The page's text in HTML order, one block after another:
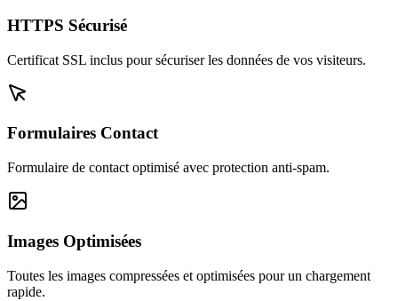
HTTPS Sécurisé
Certificat SSL inclus pour sécuriser les données de vos visiteurs.
Formulaires Contact
Formulaire de contact optimisé avec protection anti-spam.
Images Optimisées
Toutes les images compressées et optimisées pour un chargement
rapide.